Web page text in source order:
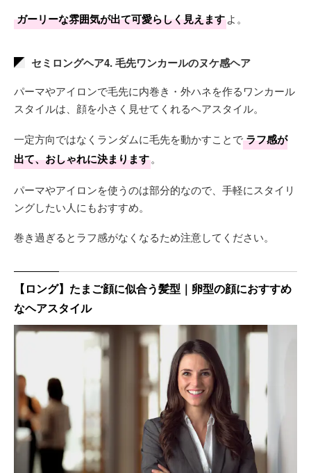
ガーリーな雰囲気が出て可愛らしく見えますよ。
セミロングヘア4. 毛先ワンカールのヌケ感ヘア
パーマやアイロンで毛先に内巻き・外ハネを作るワンカール
スタイルは、顔を小さく見せてくれるヘアスタイル。
一定方向ではなくランダムに毛先を動かすことでラフ感が
出て、おしゃれに決まります。
パーマやアイロンを使うのは部分的なので、手軽にスタイリ
ングしたい人にもおすすめ。
巻き過ぎるとラフ感がなくなるため注意してください。
【ロング】たまご顔に似合う髪型｜卵型の顔におすすめ
なヘアスタイル